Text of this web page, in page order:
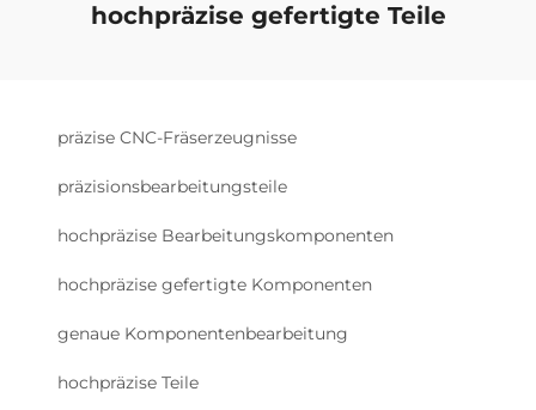
hochpräzise gefertigte Teile
präzise CNC-Fräserzeugnisse
präzisionsbearbeitungsteile
hochpräzise Bearbeitungskomponenten
hochpräzise gefertigte Komponenten
genaue Komponentenbearbeitung
hochpräzise Teile